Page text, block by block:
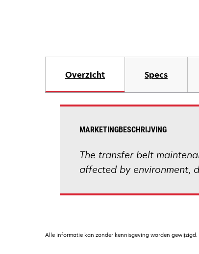
Overzicht Specs
MARKETINGBESCHRIJVING
The transfer belt
affected by environment,
Alle informatie kan zonder kennisgeving worden